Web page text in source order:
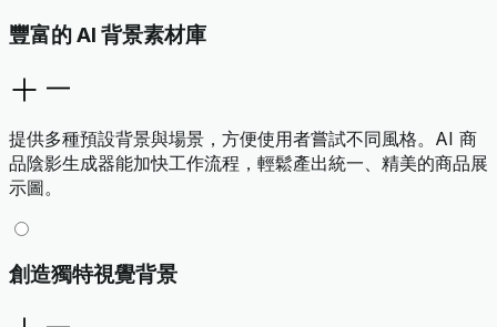
豐富的 AI 背景素材庫
提供多種預設背景與場景，方便使用者嘗試不同風格。AI 商
品陰影生成器能加快工作流程，輕鬆產出統一、精美的商品展
示圖。
創造獨特視覺背景